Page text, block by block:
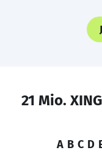
21 Mio.
A B C D